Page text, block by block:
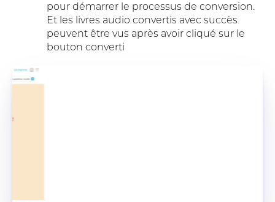
pour démarrer le processus de conversion.
Et les livres audio convertis avec succès
peuvent être vus après avoir cliqué sur le
bouton converti